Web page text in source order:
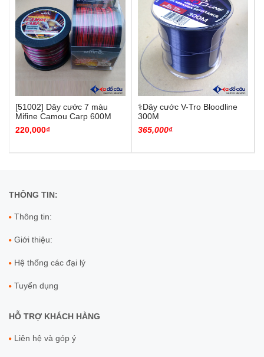
[51002] Dây cước 7 màu
Mifine Camou Carp 600M
220,000₫
⚕️Dây cước V-Tro Bloodline
300M
365,000₫
THÔNG TIN:
Thông tin:
Giới thiệu:
Hệ thống các đại lý
Tuyển dụng
HỖ TRỢ KHÁCH HÀNG
Liên hệ và góp ý